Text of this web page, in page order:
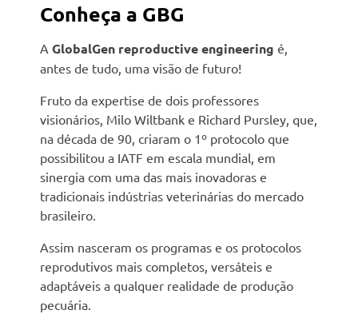
Conheça a GBG
A GlobalGen reproductive engineering é,
antes de tudo, uma visão de futuro!
Fruto da expertise de dois professores
visionários, Milo Wiltbank e Richard Pursley, que,
na década de 90, criaram o 1º protocolo que
possibilitou a IATF em escala mundial, em
sinergia com uma das mais inovadoras e
tradicionais indústrias veterinárias do mercado
brasileiro.
Assim nasceram os programas e os protocolos
reprodutivos mais completos, versáteis e
adaptáveis a qualquer realidade de produção
pecuária.